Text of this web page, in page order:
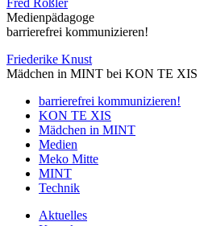
Fred Rößler
Medienpädagoge
barrierefrei kommunizieren!
Friederike Knust
Mädchen in MINT bei KON TE XIS
barrierefrei kommunizieren!
KON TE XIS
Mädchen in MINT
Medien
Meko Mitte
MINT
Technik
Aktuelles